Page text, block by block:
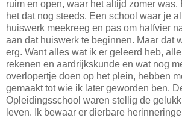
ruim en open, waar het altijd zomer was.
het dat nog steeds. Een school waar je
huiswerk meekreeg en pas om halfvier
aan dat huiswerk te beginnen. Maar dat
erg. Want alles wat ik er geleerd heb,
rekenen en aardrijkskunde en wat nog
overlopertje doen op het plein, hebben
gemaakt tot wie ik later geworden ben.
Opleidingsschool waren stellig de
leven. Ik bewaar er dierbare